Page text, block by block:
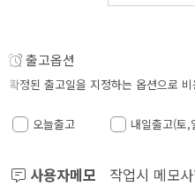
출고옵션
확정된 출고일을 지정하는 옵션으로
오늘출고 내일출고(토
사용자메모 작업시 메모